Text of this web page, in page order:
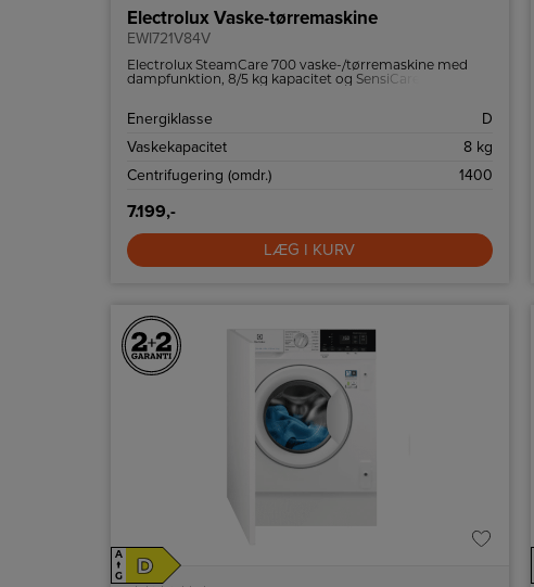
Electrolux Vaske-tørremaskine
EWI721V84V
Electrolux SteamCare 700 vaske-/tørremaskine med
dampfunktion, 8/5 kg kapacitet og SensiCare+
Energiklasse
D
Vaskekapacitet
8 kg
Centrifugering (omdr.)
1400
7.199,-
LÆG I KURV
A
↑
G
D